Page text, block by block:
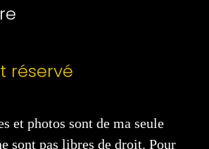
réservé
et photos sont de ma seule
sont pas libres de droit. Pour